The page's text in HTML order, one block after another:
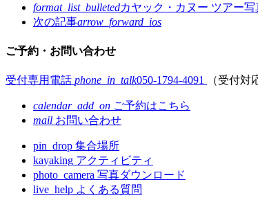
format_list_bulletedカヤック・カヌー ツアー写
次の記事arrow_forward_ios
ご予約・お問い合わせ
受付専用電話 phone_in_talk050-1794-4091 （受付対
calendar_add_on ご予約はこちら
mail お問い合わせ
pin_drop 集合場所
kayaking アクティビティ
photo_camera 写真ダウンロード
live_help よくある質問